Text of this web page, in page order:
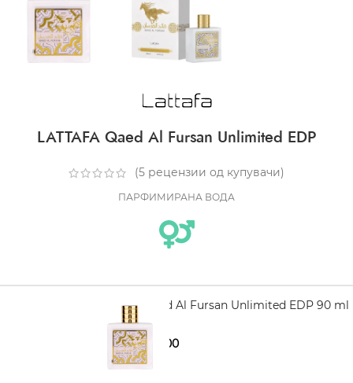
LATTAFA Qaed Al Fursan Unlimited EDP
(5 рецензии од купувачи)
ПАРФИМИРАНА ВОДА
LATTAFA Qaed Al Fursan Unlimited EDP 90 ml
1.790,001.240,00